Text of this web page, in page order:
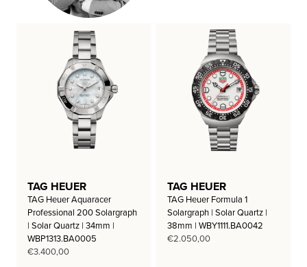
TAG HEUER
TAG Heuer Aquaracer
Professional 200 Solargraph
| Solar Quartz | 34mm |
WBP1313.BA0005
€3.400,00
TAG HEUER
TAG Heuer Formula 1
Solargraph | Solar Quartz |
38mm | WBY1111.BA0042
€2.050,00